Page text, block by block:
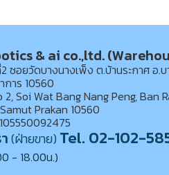
& ai co.,ltd.
ซอยวัดบางนางเพ็ง ต.บ้านระกาศ อ.
การ 10560
2, Soi Wat Bang Nang Peng, Ban
Prakan 10560
(ฝ่ายขาย) Tel. 02-102-
- 18.00น.)